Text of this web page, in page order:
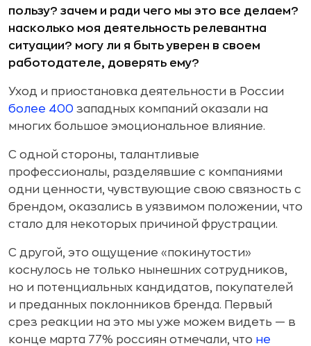
пользу? зачем и ради чего мы это все делаем?
насколько моя деятельность релевантна
ситуации? могу ли я быть уверен в своем
работодателе, доверять ему?
Уход и приостановка деятельности в России
более 400 западных компаний оказали на
многих большое эмоциональное влияние.
С одной стороны, талантливые
профессионалы, разделявшие с компаниями
одни ценности, чувствующие свою связность с
брендом, оказались в уязвимом положении, что
стало для некоторых причиной фрустрации.
С другой, это ощущение «покинутости»
коснулось не только нынешних сотрудников,
но и потенциальных кандидатов, покупателей
и преданных поклонников бренда. Первый
срез реакции на это мы уже можем видеть — в
конце марта 77% россиян отмечали, что не